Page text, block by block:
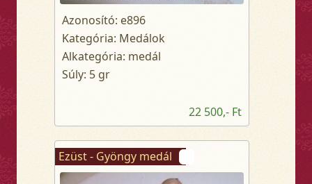
Azonosító: e896
Kategória: Medálok
Alkategória: medál
Súly: 5 gr
22 500,- Ft
Ezüst - Gyöngy medál